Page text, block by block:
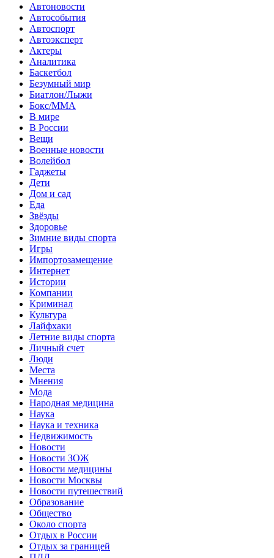
Автоновости
Автособытия
Автоспорт
Автоэксперт
Актеры
Аналитика
Баскетбол
Безумный мир
Биатлон/Лыжи
Бокс/MMA
В мире
В России
Вещи
Военные новости
Волейбол
Гаджеты
Дети
Дом и сад
Еда
Звёзды
Здоровье
Зимние виды спорта
Игры
Импортозамещение
Интернет
Истории
Компании
Криминал
Культура
Лайфхаки
Летние виды спорта
Личный счет
Люди
Места
Мнения
Мода
Народная медицина
Наука
Наука и техника
Недвижимость
Новости
Новости ЗОЖ
Новости медицины
Новости Москвы
Новости путешествий
Образование
Общество
Около спорта
Отдых в России
Отдых за границей